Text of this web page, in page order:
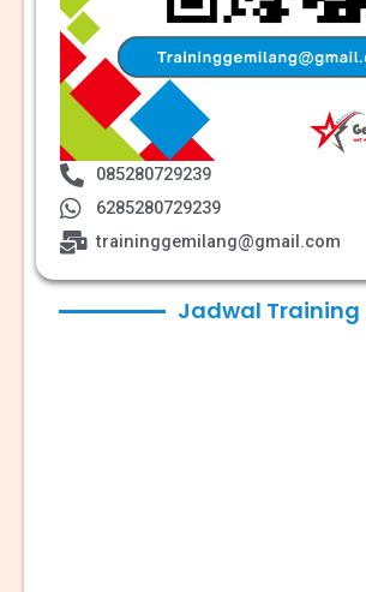
085280729239
6285280729239
traininggemilang@gmail.com
Jadwal Training